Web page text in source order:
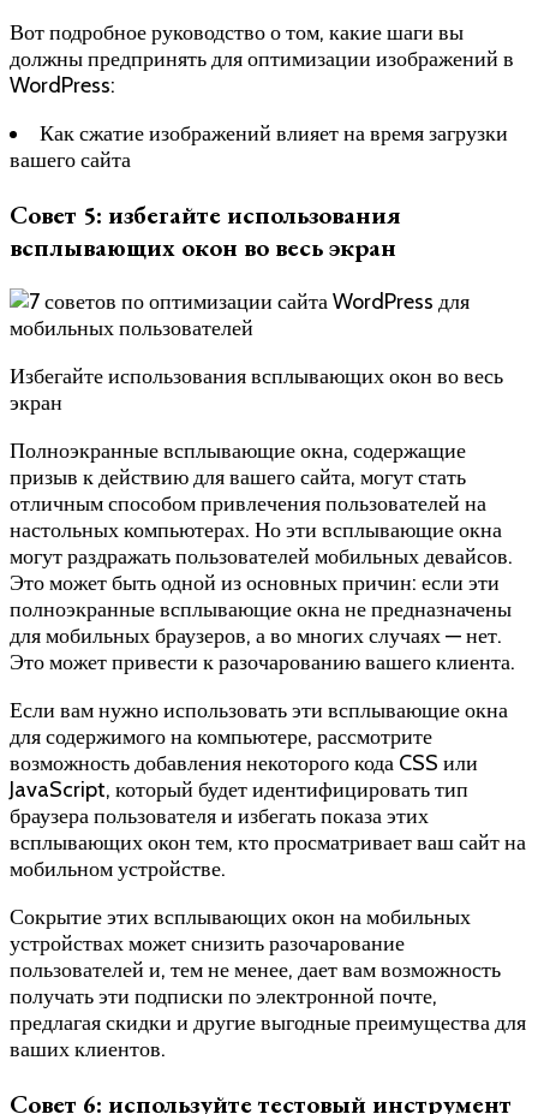
Вот подробное руководство о том, какие шаги вы
должны предпринять для оптимизации изображений в
WordPress:
Как сжатие изображений влияет на время загрузки
вашего сайта
Совет 5: избегайте использования
всплывающих окон во весь экран
Избегайте использования всплывающих окон во весь
экран
Полноэкранные всплывающие окна, содержащие
призыв к действию для вашего сайта, могут стать
отличным способом привлечения пользователей на
настольных компьютерах. Но эти всплывающие окна
могут раздражать пользователей мобильных девайсов.
Это может быть одной из основных причин: если эти
полноэкранные всплывающие окна не предназначены
для мобильных браузеров, а во многих случаях — нет.
Это может привести к разочарованию вашего клиента.
Если вам нужно использовать эти всплывающие окна
для содержимого на компьютере, рассмотрите
возможность добавления некоторого кода CSS или
JavaScript, который будет идентифицировать тип
браузера пользователя и избегать показа этих
всплывающих окон тем, кто просматривает ваш сайт на
мобильном устройстве.
Сокрытие этих всплывающих окон на мобильных
устройствах может снизить разочарование
пользователей и, тем не менее, дает вам возможность
получать эти подписки по электронной почте,
предлагая скидки и другие выгодные преимущества для
ваших клиентов.
Совет 6: используйте тестовый инструмент